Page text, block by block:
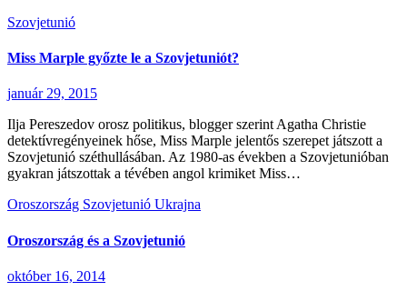
Szovjetunió
Miss Marple győzte le a Szovjetuniót?
január 29, 2015
Ilja Pereszedov orosz politikus, blogger szerint Agatha Christie
detektívregényeinek hőse, Miss Marple jelentős szerepet játszott a
Szovjetunió széthullásában. Az 1980-as években a Szovjetunióban
gyakran játszottak a tévében angol krimiket Miss…
Oroszország Szovjetunió Ukrajna
Oroszország és a Szovjetunió
október 16, 2014